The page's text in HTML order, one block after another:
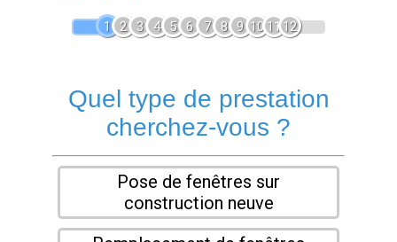
1 2 3 4 5 6 7 8 9 1011 12
Quel type de prestation
cherchez-vous ?
Pose de fenêtres sur
construction neuve